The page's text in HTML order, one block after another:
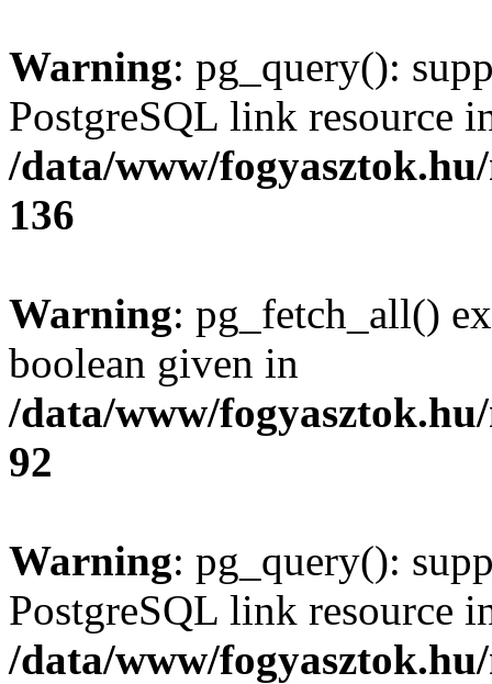
Warning: pg_query():
PostgreSQL link resource
/data/www/
136
Warning: pg_fetch_all()
boolean given in
/data/www/
92
Warning: pg_query():
PostgreSQL link resource
/data/www/